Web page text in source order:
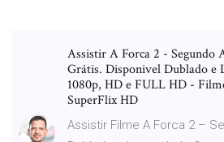
Assistir A Forca 2 - Segundo
Grátis. Disponivel Dublado e
1080p, HD e FULL HD -
SuperFlix HD
Assistir Filme A Forca 2 –